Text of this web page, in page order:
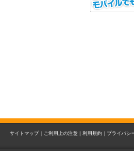
サイトマップ｜ ご利用上の注意｜ 利用規約｜ プライバシ